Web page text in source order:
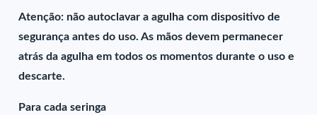
Atenção: não autoclavar a agulha com dispositivo de
segurança antes do uso. As mãos devem permanecer
atrás da agulha em todos os momentos durante o uso e
descarte.
Para cada seringa